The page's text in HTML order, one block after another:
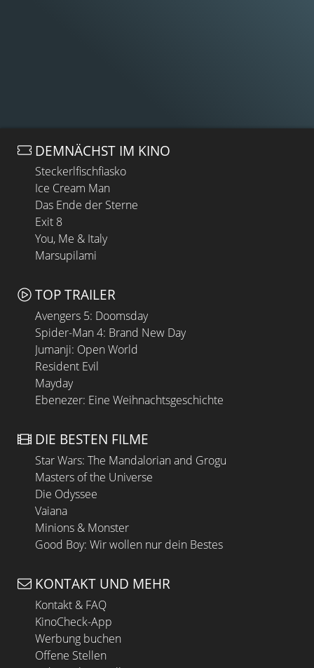
DEMNÄCHST IM KINO
Steckerlfischfiasko
Ice Cream Man
Das Ende der Sterne
Exit 8
You, Me & Italy
Marsupilami
TOP TRAILER
Avengers 5: Doomsday
Spider-Man 4: Brand New Day
Jumanji: Open World
Resident Evil
Mayday
Ebenezer: Eine Weihnachtsgeschichte
DIE BESTEN FILME
Star Wars: The Mandalorian and Grogu
Masters of the Universe
Die Odyssee
Vaiana
Minions & Monster
Good Boy: Wir wollen nur dein Bestes
KONTAKT UND MEHR
Kontakt & FAQ
KinoCheck-App
Werbung buchen
Offene Stellen